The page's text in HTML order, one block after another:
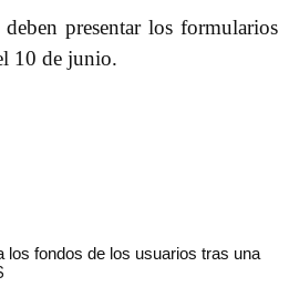
presentar los formularios
10 de junio.
los fondos de los usuarios tras una